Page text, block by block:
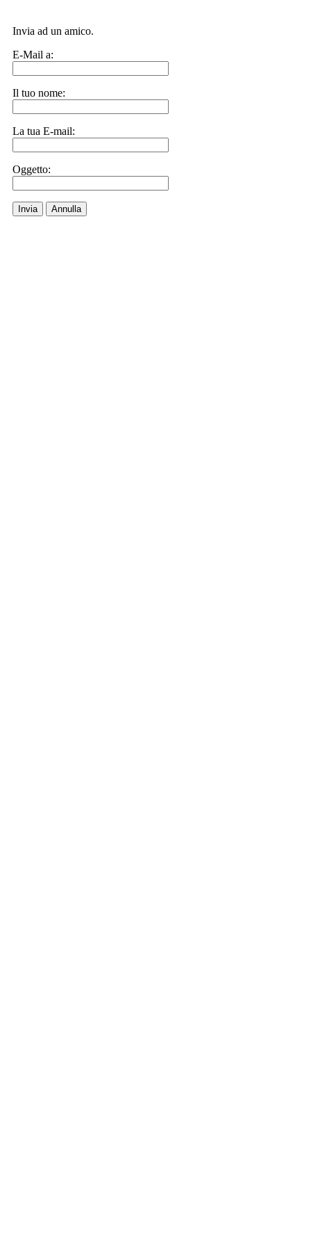
Invia ad un amico.
E-Mail a:
Il tuo nome:
La tua E-mail:
Oggetto:
Invia Annulla